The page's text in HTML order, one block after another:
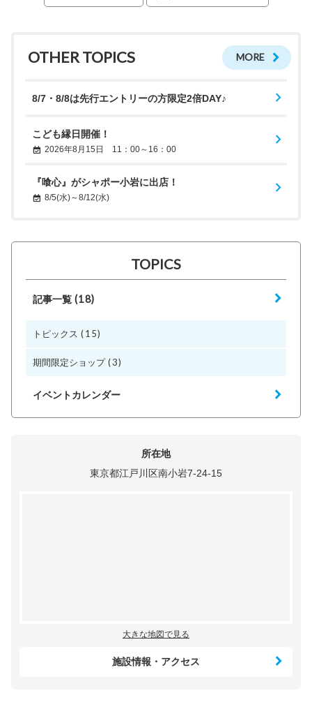
OTHER TOPICS MORE
8/7・8/8は先行エントリーの方限定2倍DAY♪
こども縁日開催！
2026年8月15日 11：00～16：00
『喰心』がシャポー小岩に出店！
8/5(水)～8/12(水)
TOPICS
記事一覧 (18)
トピックス (15)
期間限定ショップ(3)
イベントカレンダー
所在地
東京都江戸川区南小岩7-24-15
大きな地図で見る
施設情報・アクセス